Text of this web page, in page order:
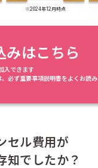
※2024年12月時点
みはこちら
入できます
必ず重要事項説明書をよくお読
セル費用が
知でしたか？